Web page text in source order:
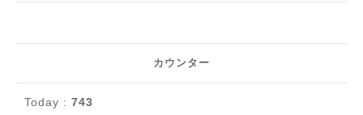
カウンター
Today : 743